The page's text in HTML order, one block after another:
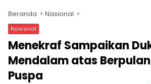
Beranda Nasional
Nasional
Menekraf Sampaikan
Mendalam atas
Puspa